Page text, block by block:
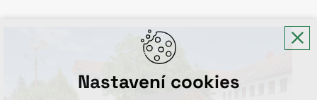
Nastavení cookies